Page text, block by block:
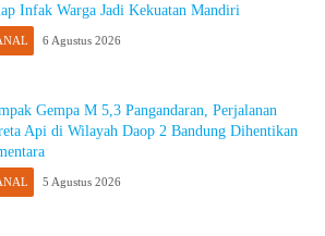
Infak Warga Jadi Kekuatan Mandiri
6 Agustus 2026
Gempa M 5,3 Pangandaran, Perjalanan
Api di Wilayah Daop 2 Bandung Dihentikan
5 Agustus 2026